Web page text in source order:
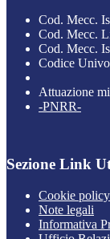
Cod. Mecc.
Cod. Mecc.
Cod. Mecc.
Codice
Attuazione
-PNRR-
Sezione Link
Cookie policy
Note legali
Informativa